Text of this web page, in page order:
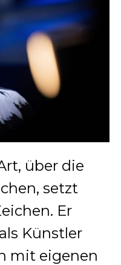
über die
setzt
Er
Künstler
mit eigenen